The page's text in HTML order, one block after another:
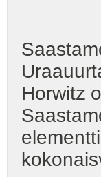
Horwitz